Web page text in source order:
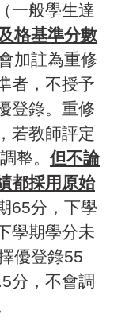
（一般學生達
格基準分數
加註為重修
者，不授予
登錄。重修
若教師評定
整。但不論
都採用原始
65分，下學
學期學分未
優登錄55
分，不會調